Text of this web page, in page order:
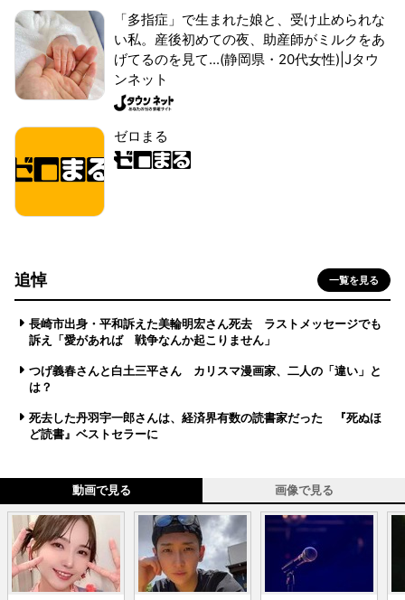
「多指症」で生まれた娘と、受け止められな
い私。産後初めての夜、助産師がミルクをあ
げてるのを見て...(静岡県・20代女性)|Jタウ
ンネット
ゼロまる
追悼 一覧を見る
長崎市出身・平和訴えた美輪明宏さん死去 ラストメッセージでも
訴え「愛があれば 戦争なんか起こりません」
つげ義春さんと白土三平さん カリスマ漫画家、二人の「違い」と
は？
死去した丹羽宇一郎さんは、経済界有数の読書家だった 『死ぬほ
ど読書』ベストセラーに
動画で見る 画像で見る